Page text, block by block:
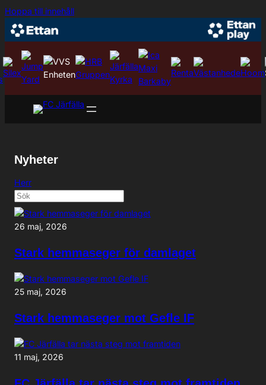
Hoppa till innehållHoppa
Nyheter
Herr
26 maj, 2026
Stark hemmaseger för damlaget
25 maj, 2026
Stark hemmaseger mot Gefle IF
11 maj, 2026